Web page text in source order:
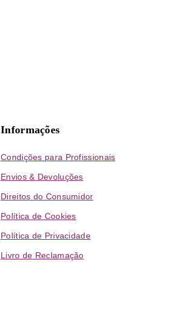
Informações
Condições para Profissionais
Envios & Devoluções
Direitos do Consumidor
Política de Cookies
Política de Privacidade
Livro de Reclamação